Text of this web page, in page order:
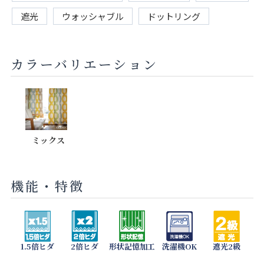
遮光
ウォッシャブル ドットリング
カラーバリエーション
ミックス
機能・特徴
1.5倍ヒダ 2倍ヒダ 形状記憶加工 洗濯機OK 遮光2級